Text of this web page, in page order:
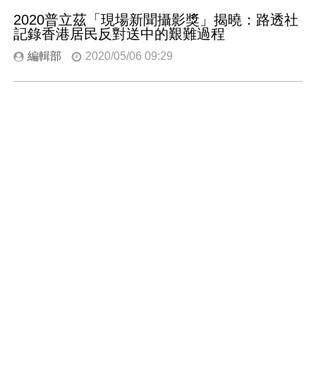
2020普立茲「現場新聞攝影獎」揭曉：路透社
記錄香港居民反對送中的艱難過程
編輯部 2020/05/06 09:29